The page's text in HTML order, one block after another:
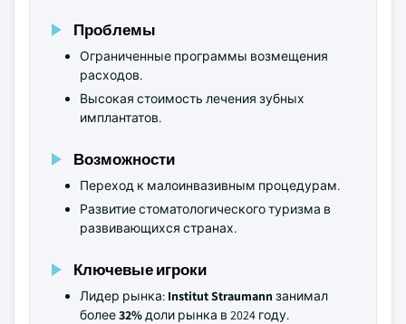
Проблемы
Ограниченные программы возмещения
расходов.
Высокая стоимость лечения зубных
имплантатов.
Возможности
Переход к малоинвазивным процедурам.
Развитие стоматологического туризма в
развивающихся странах.
Ключевые игроки
Лидер рынка: Institut Straumann занимал
более32%доли рынка в 2024 году.